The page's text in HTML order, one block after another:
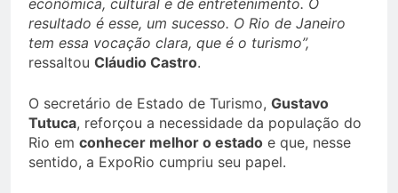
econômica, cultural e de entretenimento. O
resultado é esse, um sucesso. O Rio de Janeiro
tem essa vocação clara, que é o turismo”,
ressaltou Cláudio Castro.
O secretário de Estado de Turismo, Gustavo
Tutuca, reforçou a necessidade da população do
Rio em conhecer melhor o estado e que, nesse
sentido, a ExpoRio cumpriu seu papel.